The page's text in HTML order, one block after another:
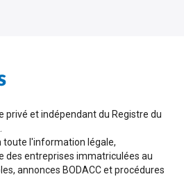
privé et indépendant du Registre du
toute l'information légale,
des entreprises immatriculées au
annonces BODACC et procédures